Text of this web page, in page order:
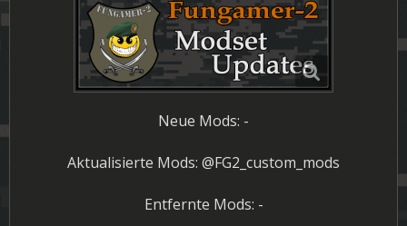
Neue Mods: -
Aktualisierte Mods: @FG2_custom_mods
Entfernte Mods: -